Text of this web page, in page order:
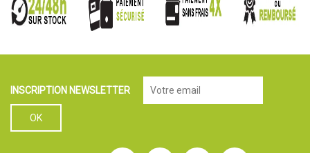
INSCRIPTION NEWSLETTER